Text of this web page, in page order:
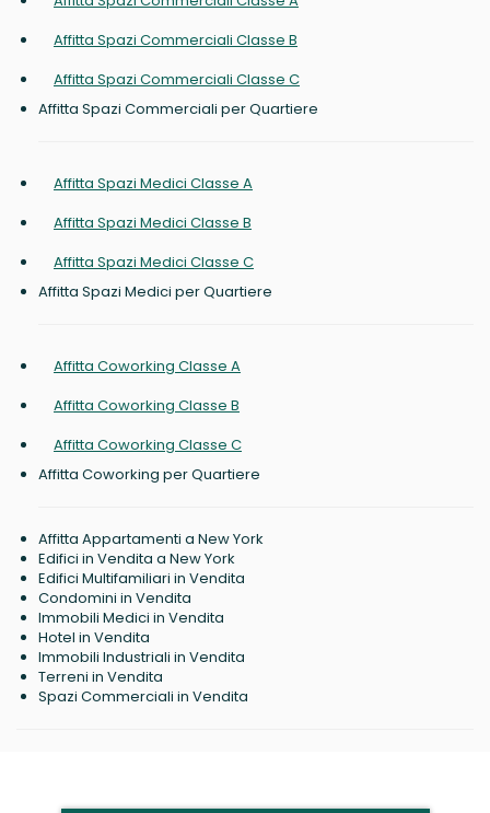
Affitta Spazi Commerciali Classe B
Affitta Spazi Commerciali Classe C
Affitta Spazi Commerciali per Quartiere
Affitta Spazi Medici Classe A
Affitta Spazi Medici Classe B
Affitta Spazi Medici Classe C
Affitta Spazi Medici per Quartiere
Affitta Coworking Classe A
Affitta Coworking Classe B
Affitta Coworking Classe C
Affitta Coworking per Quartiere
Affitta Appartamenti a New York
Edifici in Vendita a New York
Edifici Multifamiliari in Vendita
Condomini in Vendita
Immobili Medici in Vendita
Hotel in Vendita
Immobili Industriali in Vendita
Terreni in Vendita
Spazi Commerciali in Vendita